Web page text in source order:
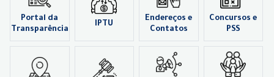
Portal da
Transparência
IPTU
Endereços e
Contatos
Concursos e
PSS